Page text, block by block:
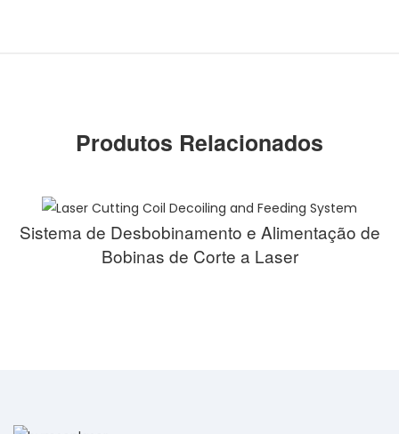
Produtos Relacionados
Sistema de Desbobinamento e Alimentação de
Bobinas de Corte a Laser